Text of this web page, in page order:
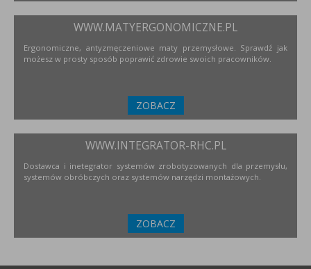
WWW.MATYERGONOMICZNE.PL
Ergonomiczne, antyzmęczeniowe maty przemysłowe. Sprawdź jak
możesz w prosty sposób poprawić zdrowie swoich pracowników.
ZOBACZ
WWW.INTEGRATOR-RHC.PL
Dostawca i inetegrator systemów zrobotyzowanych dla przemysłu,
systemów obróbczych oraz systemów narzędzi montażowych.
ZOBACZ